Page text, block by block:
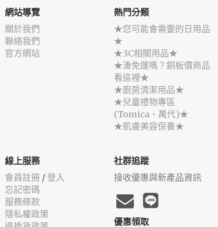
網站導覽
關於我們
聯絡我們
官方網站
熱門分類
★您可能會需要的日用品
★
★3C相關用品★
★湊免運嗎？銅板價商品
看這裡★
★廚房清潔用品★
★兒童禮物專區
(Tomica、萬代)★
★肌膚美容保養★
線上服務
會員註冊 / 登入
忘記密碼
服務條款
隱私權政策
社群追蹤
接收優惠與新產品資訊
優惠領取